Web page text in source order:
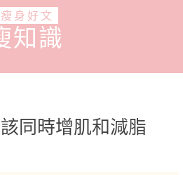
瘦身好文
知識
同時增肌和減脂